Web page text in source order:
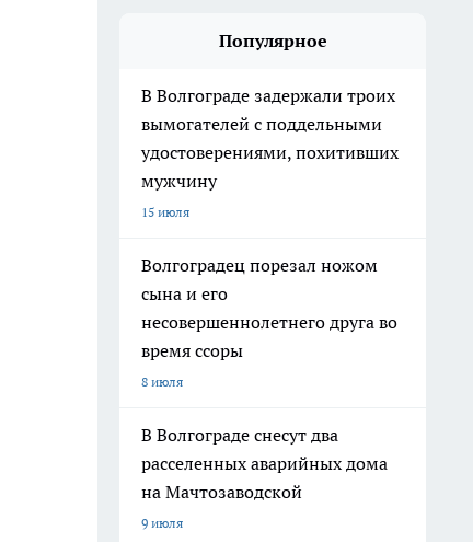
Популярное
В Волгограде задержали троих
вымогателей с поддельными
удостоверениями, похитивших
мужчину
15 июля
Волгоградец порезал ножом
сына и его
несовершеннолетнего друга во
время ссоры
8 июля
В Волгограде снесут два
расселенных аварийных дома
на Мачтозаводской
9 июля